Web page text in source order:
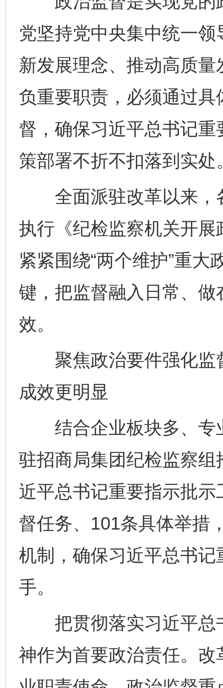
党坚持党中央集中统一
新发展理念、推动高质
负重要职责，必须通过
督，确保习近平总书记
策部署不折不扣落到实处
全面派驻改革以来，
执行《纪检监察机关开
紧紧围绕“两个维护”重
键，把监督融入日常、
效。
聚焦政治要件强化监
成效更明显
结合企业板块多、专
驻招商局集团纪检监察
近平总书记重要指示批
督任务、101条具体举措
机制，确保习近平总书
手。
把贯彻落实习近平总
神作为首要政治责任。